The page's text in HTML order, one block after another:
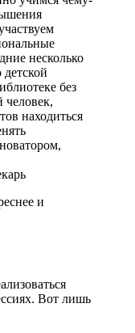
несколько
без
человек,
находиться
Вот лишь